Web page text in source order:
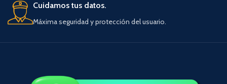
Cuidamos tus datos.
Máxima seguridad y protección del usuario.